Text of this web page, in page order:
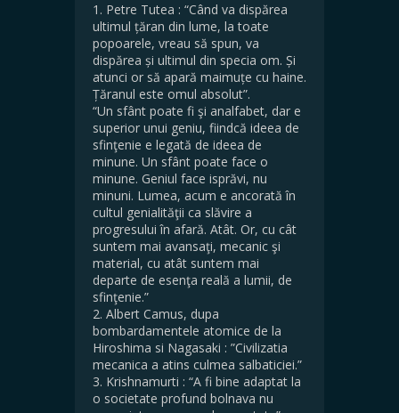
1. Petre Tutea : “Când va dispărea
ultimul țăran din lume, la toate
popoarele, vreau să spun, va
dispărea și ultimul din specia om. Și
atunci or să apară maimuțe cu haine.
Țăranul este omul absolut”.
“Un sfânt poate fi şi analfabet, dar e
superior unui geniu, fiindcă ideea de
sfinţenie e legată de ideea de
minune. Un sfânt poate face o
minune. Geniul face isprăvi, nu
minuni. Lumea, acum e ancorată în
cultul genialităţii ca slăvire a
progresului în afară. Atât. Or, cu cât
suntem mai avansaţi, mecanic şi
material, cu atât suntem mai
departe de esenţa reală a lumii, de
sfinţenie.”
2. Albert Camus, dupa
bombardamentele atomice de la
Hiroshima si Nagasaki : ”Civilizatia
mecanica a atins culmea salbaticiei.”
3. Krishnamurti : “A fi bine adaptat la
o societate profund bolnava nu